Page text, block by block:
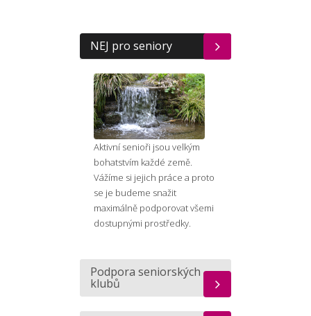
NEJ pro seniory
Aktivní senioři jsou velkým
bohatstvím každé země.
Vážíme si jejich práce a proto
se je budeme snažit
maximálně podporovat všemi
dostupnými prostředky.
Podpora seniorských
klubů